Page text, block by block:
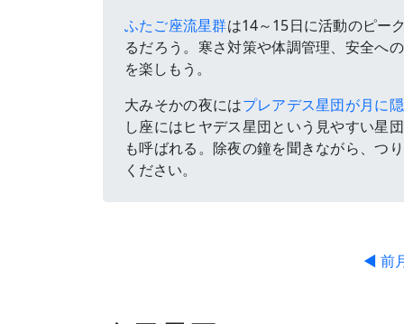
ふたご座流星群は14～15日に活動のピー
るだろう。寒さ対策や体調管理、安全へ
を楽しもう。
大みそかの夜にはプレアデス星団が月に
し座にはヒヤデス星団という見やすい星
も呼ばれる。除夜の鐘を聞きながら、つ
ください。
◀ 前